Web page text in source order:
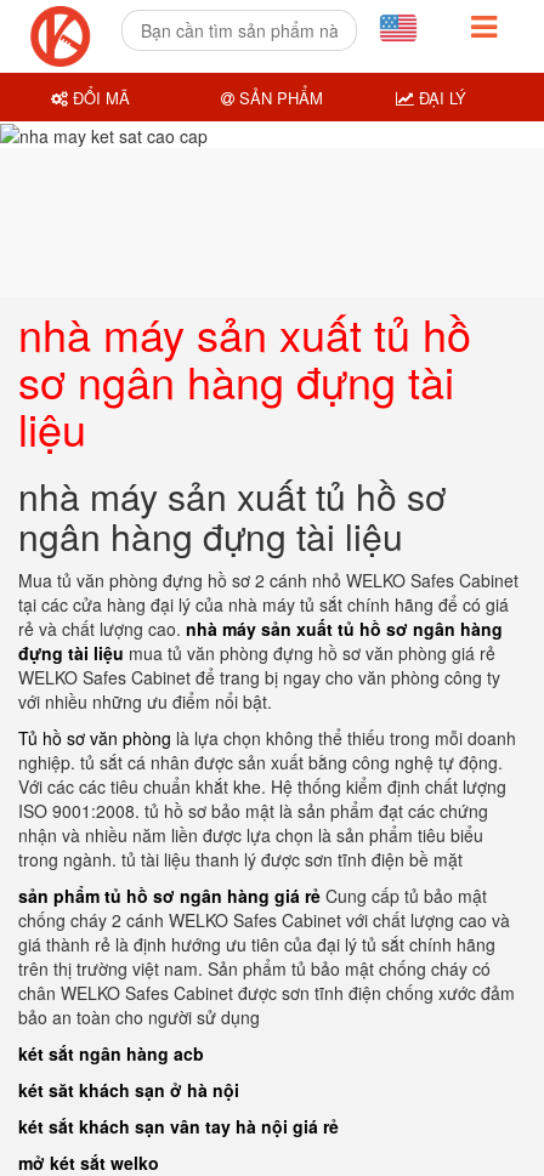
nhà máy sản xuất tủ hồ
sơ ngân hàng đựng tài
liệu
nhà máy sản xuất tủ hồ sơ
ngân hàng đựng tài liệu
Mua tủ văn phòng đựng hồ sơ 2 cánh nhỏ WELKO Safes Cabinet
tại các cửa hàng đại lý của nhà máy tủ sắt chính hãng để có giá
rẻ và chất lượng cao. nhà máy sản xuất tủ hồ sơ ngân hàng
đựng tài liệu mua tủ văn phòng đựng hồ sơ văn phòng giá rẻ
WELKO Safes Cabinet để trang bị ngay cho văn phòng công ty
với nhiều những ưu điểm nổi bật.
Tủ hồ sơ văn phòng là lựa chọn không thể thiếu trong mỗi doanh
nghiệp. tủ sắt cá nhân được sản xuất bằng công nghệ tự động.
Với các các tiêu chuẩn khắt khe. Hệ thống kiểm định chất lượng
ISO 9001:2008. tủ hồ sơ bảo mật là sản phẩm đạt các chứng
nhận và nhiều năm liền được lựa chọn là sản phẩm tiêu biểu
trong ngành. tủ tài liệu thanh lý được sơn tĩnh điện bề mặt
sản phẩm tủ hồ sơ ngân hàng giá rẻ Cung cấp tủ bảo mật
chống cháy 2 cánh WELKO Safes Cabinet với chất lượng cao và
giá thành rẻ là định hướng ưu tiên của đại lý tủ sắt chính hãng
trên thị trường việt nam. Sản phẩm tủ bảo mật chống cháy có
chân WELKO Safes Cabinet được sơn tĩnh điện chống xước đảm
bảo an toàn cho người sử dụng
két sắt ngân hàng acb
két săt khách sạn ở hà nội
két sắt khách sạn vân tay hà nội giá rẻ
mở két sắt welko
ĐỔI MÃ SẢN PHẨM ĐẠI LÝ